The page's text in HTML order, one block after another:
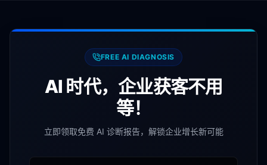
FREE AI DIAGNOSIS
AI 时代，企业获客不用
等！
立即领取免费 AI 诊断报告，解锁企业增长新可能